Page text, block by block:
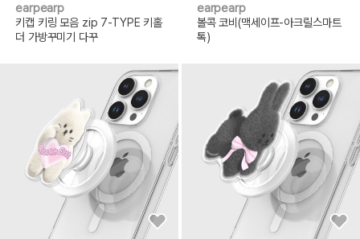
earpearp
키캡 키링 모음 zip 7-TYPE 키홀
더 가방꾸미기 다꾸
earpearp
볼콕 코비(맥세이프-아크릴스마트
톡)